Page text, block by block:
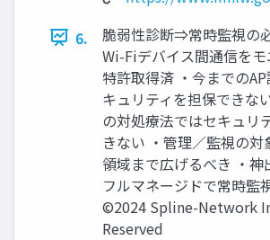
6.
脆弱性診断⇒常時監視の
Wi-Fiデバイス間通信を
特許取得済 ・今までの
キュリティを担保できな
の対処療法ではセキュリ
きない ・管理／監視の
領域まで広げるべき ・神
フルマネージドで常時監
©2024 Spline-Network
Reserved